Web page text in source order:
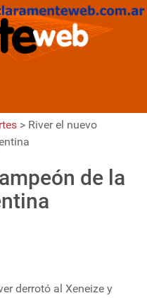
> River el nuevo
de la
derrotó al Xeneize y